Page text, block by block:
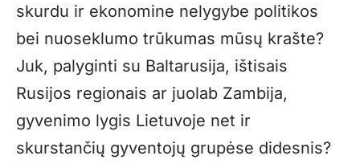
skurdu ir ekonomine nelygybe politikos
bei nuoseklumo trūkumas mūsų krašte?
Juk, palyginti su Baltarusija, ištisais
Rusijos regionais ar juolab Zambija,
gyvenimo lygis Lietuvoje net ir
skurstančių gyventojų grupėse didesnis?